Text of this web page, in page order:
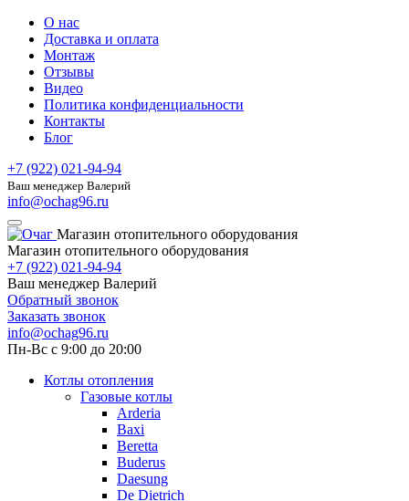
О нас
Доставка и оплата
Монтаж
Отзывы
Видео
Политика конфиденциальности
Контакты
Блог
+7 (922) 021-94-94
Ваш менеджер Валерий
info@ochag96.ru
Магазин отопительного оборудования
Магазин отопительного оборудования
+7 (922) 021-94-94
Ваш менеджер Валерий
Обратный звонок
Заказать звонок
info@ochag96.ru
Пн-Вс с 9:00 до 20:00
Котлы отопления
Газовые котлы
Arderia
Baxi
Beretta
Buderus
Daesung
De Dietrich